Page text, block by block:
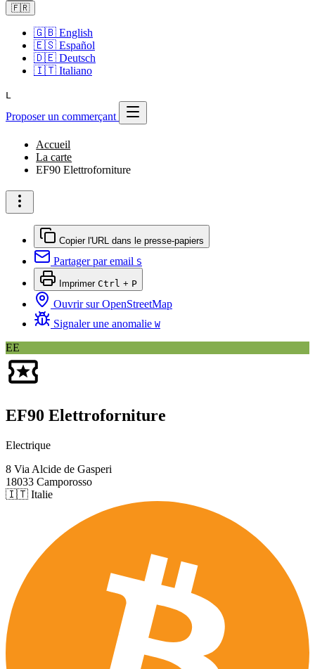
🇫🇷
🇬🇧 English
🇪🇸 Español
🇩🇪 Deutsch
🇮🇹 Italiano
L
Proposer un commerçant
Accueil
La carte
EF90 Elettroforniture
Copier l'URL dans le presse-papiers
Partager par email S
Imprimer Ctrl + P
Ouvrir sur OpenStreetMap
Signaler une anomalie W
EE
EF90 Elettroforniture
Electrique
8 Via Alcide de Gasperi
18033 Camporosso
🇮🇹 Italie